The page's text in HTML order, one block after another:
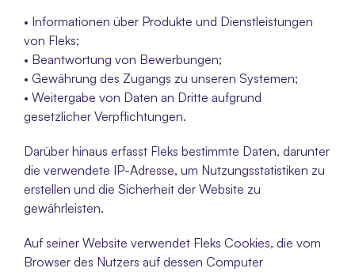
• Informationen über Produkte und Dienstleistungen
von Fleks;
• Beantwortung von Bewerbungen;
• Gewährung des Zugangs zu unseren Systemen;
• Weitergabe von Daten an Dritte aufgrund
gesetzlicher Verpflichtungen.
Darüber hinaus erfasst Fleks bestimmte Daten, darunter
die verwendete IP-Adresse, um Nutzungsstatistiken zu
erstellen und die Sicherheit der Website zu
gewährleisten.
Auf seiner Website verwendet Fleks Cookies, die vom
Browser des Nutzers auf dessen Computer